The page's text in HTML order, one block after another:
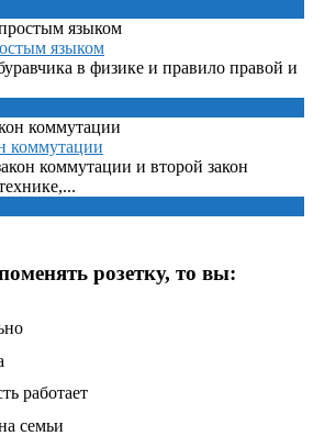
языком
в физике и правило правой и
коммутации
коммутации и второй закон
розетку, то вы:
работает
семьи